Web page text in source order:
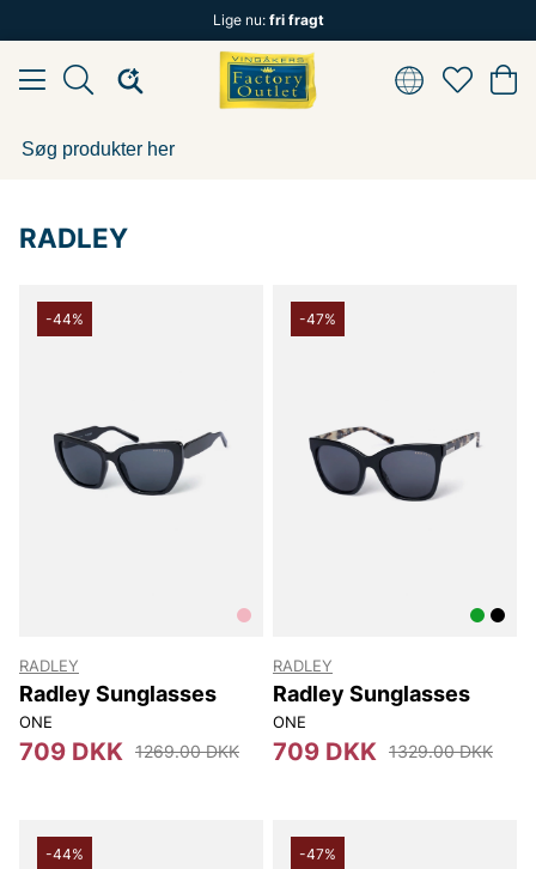
Lige nu: fri fragt
RADLEY
-44%
RADLEY
Radley Sunglasses
ONE
709 DKK 1269.00 DKK
-47%
RADLEY
Radley Sunglasses
ONE
709 DKK 1329.00 DKK
-44% -47%